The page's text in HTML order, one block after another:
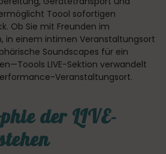
Toool sofortigen
Ob Sie mit Freunden im
in einem intimen Veranstaltungsort
Soundscapes für ein
LIVE-Sektion verwandelt
Veranstaltungsort.
der LIVE-